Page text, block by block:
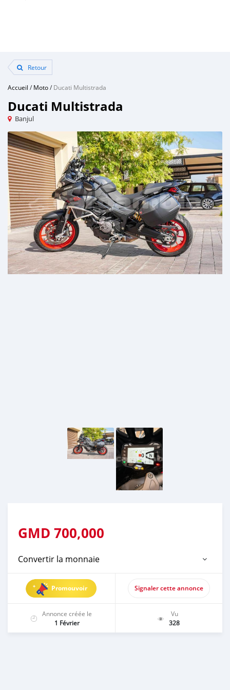
Retour
Accueil /Moto/Ducati Multistrada
Ducati Multistrada
Banjul
GMD 700,000
Convertir la monnaie
Promouvoir Signaler cette annonce
Annonce créée le
1 Février
Vu
328